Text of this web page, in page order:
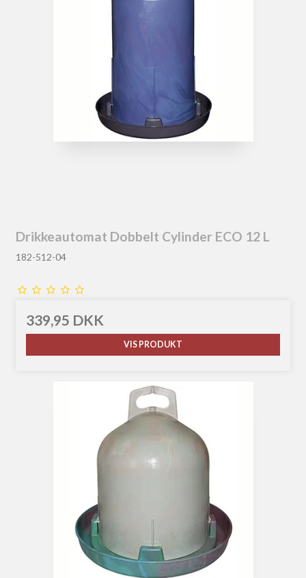
Drikkeautomat Dobbelt Cylinder ECO 12 L
182-512-04
339,95 DKK
VIS PRODUKT